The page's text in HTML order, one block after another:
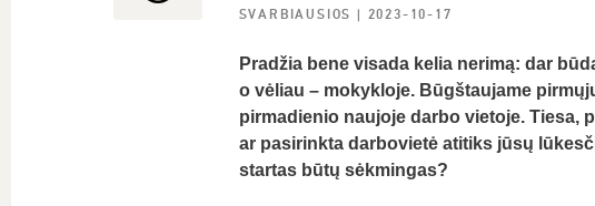
SVARBIAUSIOS | 2023-10-17
Pradžia bene visada kelia nerimą: dar
o vėliau – mokykloje. Būgštaujame
pirmadienio naujoje darbo vietoje. Tiesa,
ar pasirinkta darbovietė atitiks jūsų
startas būtų sėkmingas?